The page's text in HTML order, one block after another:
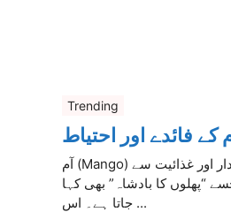
Trending
کے فائدے اور احتیاط
آم (Mango) ایک نہایت مزیدار اور غذائیت سے
“پھلوں کا بادشاہ” بھی کہا
جاتا ہے۔ اس ...